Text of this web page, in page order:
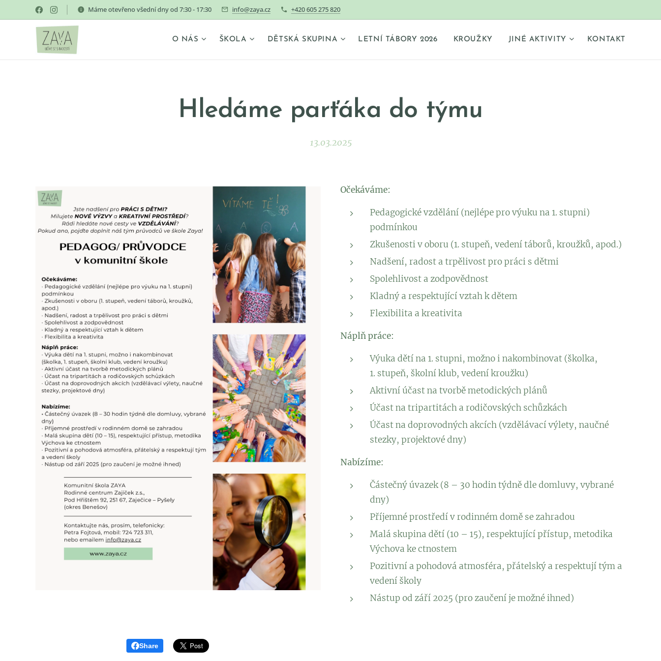
Máme otevřeno všední dny od 7:30 - 17:30 info@zaya.cz +420 605 275 820
O NÁS ŠKOLA DĚTSKÁ SKUPINA LETNÍ TÁBORY 2026 KROUŽKY JINÉ AKTIVITY KONTAKT
Hledáme parťáka do týmu
13.03.2025
Očekáváme:
Pedagogické vzdělání (nejlépe pro výuku na 1. stupni)
podmínkou
Zkušenosti v oboru (1. stupeň, vedení táborů, kroužků, apod.)
Nadšení, radost a trpělivost pro práci s dětmi
Spolehlivost a zodpovědnost
Kladný a respektující vztah k dětem
Flexibilita a kreativita
Náplň práce:
Výuka dětí na 1. stupni, možno i nakombinovat (školka,
1. stupeň, školní klub, vedení kroužku)
Aktivní účast na tvorbě metodických plánů
Účast na tripartitách a rodičovských schůzkách
Účast na doprovodných akcích (vzdělávací výlety, naučné
stezky, projektové dny)
Nabízíme:
Částečný úvazek (8 – 30 hodin týdně dle domluvy, vybrané
dny)
Příjemné prostředí v rodinném domě se zahradou
Malá skupina dětí (10 – 15), respektující přístup, metodika
Výchova ke ctnostem
Pozitivní a pohodová atmosféra, přátelský a respektují tým a
vedení školy
Nástup od září 2025 (pro zaučení je možné ihned)
Share